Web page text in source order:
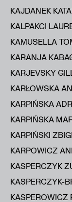
KAJDANEK
KALPAKCI
KAMUSELLA
KARANJA
KARJEVSKY
KARŁOWSKA
KARPIŃSKA
KARPIŃSKA
KARPIŃSKI
KARPOWICZ
KASPERCZYK
KASPERCZYK-
KASPEROWICZ